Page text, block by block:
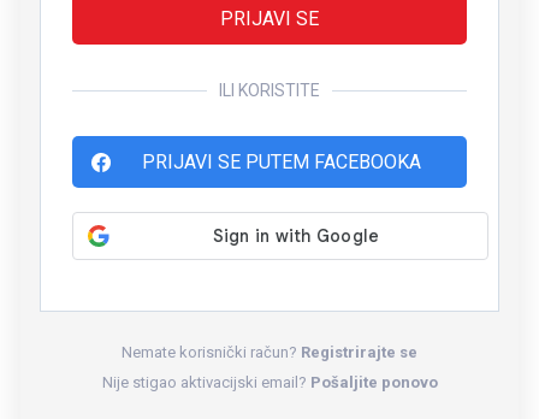
PRIJAVI SE
ILI KORISTITE
PRIJAVI SE PUTEM FACEBOOKA
Nemate korisnički račun? Registrirajte se
Nije stigao aktivacijski email? Pošaljite ponovo